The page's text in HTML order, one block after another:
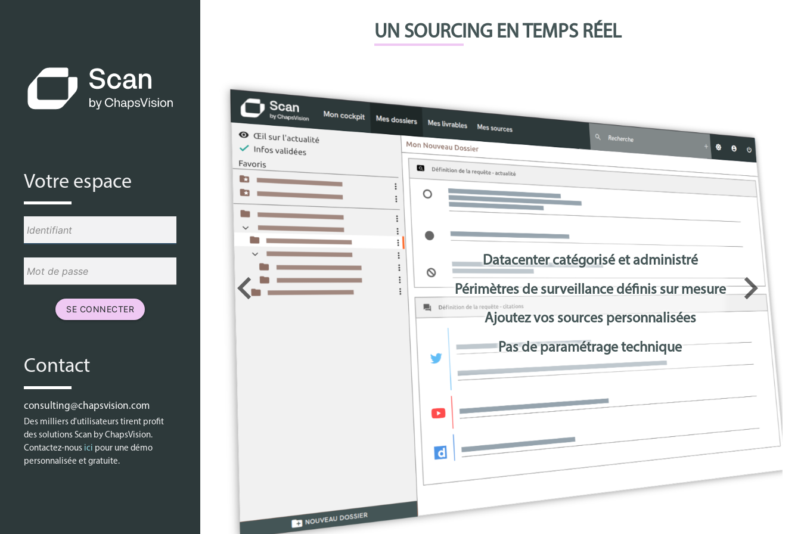
Votre espace
SE CONNECTER
Contact
consulting@chapsvision.com
Des milliers d'utilisateurs tirent profit
des solutions Scan by ChapsVision.
Contactez-nous ici pour une démo
personnalisée et gratuite.
keyboard_arrow_left keyboard_arrow_right
UN SOURCING EN TEMPS RÉEL
Datacenter catégorisé et administré
Périmètres de surveillance définis sur mesure
Ajoutez vos sources personnalisées
Pas de paramétrage technique